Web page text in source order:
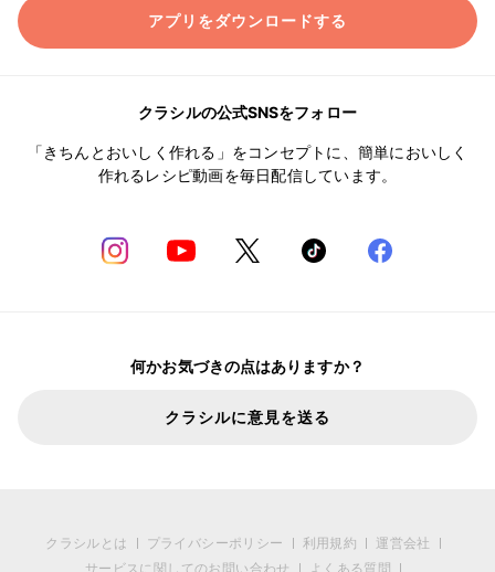
アプリをダウンロードする
クラシルの公式SNSをフォロー
「きちんとおいしく作れる」をコンセプトに、簡単においしく
作れるレシピ動画を毎日配信しています。
何かお気づきの点はありますか？
クラシルに意見を送る
クラシルとは プライバシーポリシー 利用規約
運営会社
サービスに関してのお問い合わせ
よくある質問